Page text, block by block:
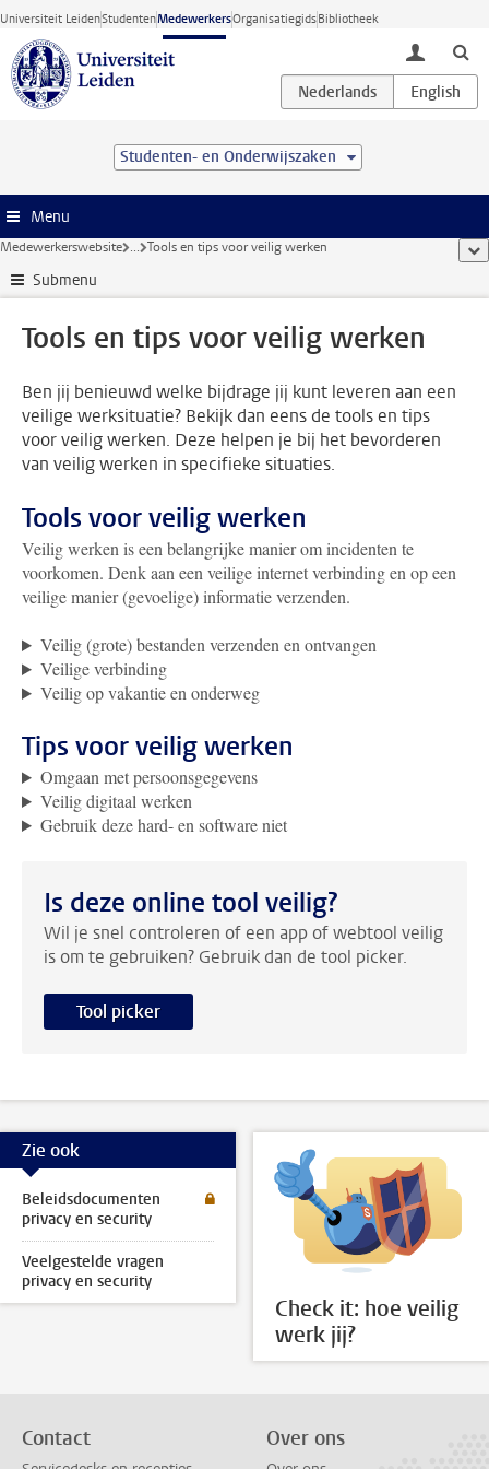
Ga direct naar de inhoud
Universiteit LeidenStudentenMedewerkersOrganisatiegidsBibliotheek
toggle
Studenten- en Onderwijszaken
Menu
Medewerkerswebsite ... Tools en tips voor veilig werken
Submenu
Tools en tips voor veilig werken
Ben jij benieuwd welke bijdrage jij kunt leveren aan een
veilige werksituatie? Bekijk dan eens de tools en tips
voor veilig werken. Deze helpen je bij het bevorderen
van veilig werken in specifieke situaties.
Tools voor veilig werken
Veilig werken is een belangrijke manier om incidenten te
voorkomen. Denk aan een veilige internet verbinding en op een
veilige manier (gevoelige) informatie verzenden.
Veilig (grote) bestanden verzenden en ontvangen
Veilige verbinding
Veilig op vakantie en onderweg
Tips voor veilig werken
Omgaan met persoonsgegevens
Veilig digitaal werken
Gebruik deze hard- en software niet
Is deze online tool veilig?
Wil je snel controleren of een app of webtool veilig
is om te gebruiken? Gebruik dan de tool picker.
Tool picker
Zie ook
Beleidsdocumenten
privacy en security
Veelgestelde vragen
privacy en security
Check it: hoe veilig
werk jij?
Contact Over ons